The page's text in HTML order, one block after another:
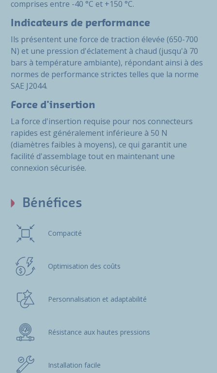
comprises entre -40 °C et +150 °C.
Indicateurs de performance
Ils présentent une force de traction élevée (650-700
N) et une pression d'éclatement à chaud (jusqu'à 70
bars à température ambiante), répondant ainsi à des
normes de performance strictes telles que la norme
SAE J2044.
Force d'insertion
La force d'insertion requise pour nos connecteurs
rapides est généralement inférieure à 50 N
(diamètres faibles à moyens), ce qui garantit une
facilité d'assemblage tout en maintenant une
connexion sécurisée.
Bénéfices
Compacité
Optimisation des coûts
Personnalisation et adaptabilité
Résistance aux hautes pressions
Installation facile